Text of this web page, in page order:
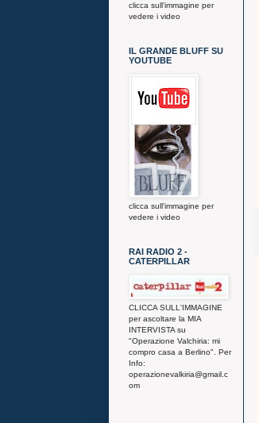
clicca sull'immagine per
vedere i video
IL GRANDE BLUFF SU
YOUTUBE
clicca sull'immagine per
vedere i video
RAI RADIO 2 -
CATERPILLAR
CLICCA SULL'IMMAGINE
per ascoltare la MIA
INTERVISTA su
"Operazione Valchiria: mi
compro casa a Berlino". Per
Info:
operazionevalkiria@gmail.c
om